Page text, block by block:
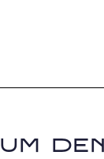
um